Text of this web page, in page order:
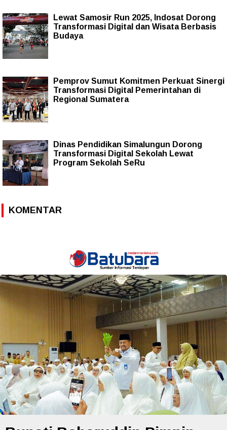
Lewat Samosir Run 2025, Indosat Dorong
Transformasi Digital dan Wisata Berbasis
Budaya
Pemprov Sumut Komitmen Perkuat Sinergi
Transformasi Digital Pemerintahan di
Regional Sumatera
Dinas Pendidikan Simalungun Dorong
Transformasi Digital Sekolah Lewat
Program Sekolah SeRu
KOMENTAR